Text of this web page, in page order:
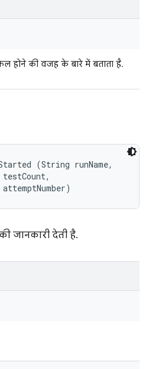
होने की वजह के बारे में बताता है.
(String runName,
जानकारी देती है.